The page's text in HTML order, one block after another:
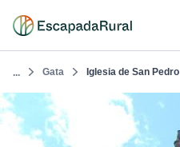
... Gata Iglesia de San Pedro